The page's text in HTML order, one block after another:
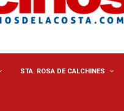
STA. ROSA DE CALCHINES